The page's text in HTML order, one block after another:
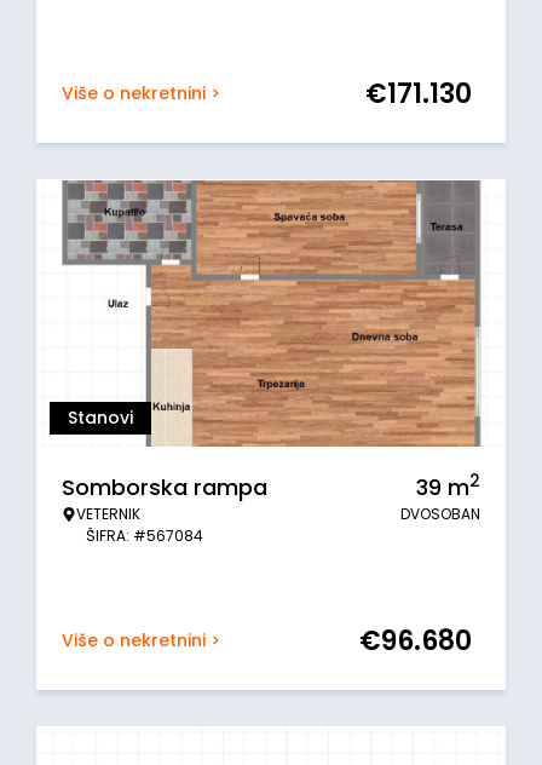
Više o nekretnini > €171.130
Stanovi
Somborska rampa
VETERNIK
ŠIFRA: #567084
39 m2
DVOSOBAN
Više o nekretnini > €96.680